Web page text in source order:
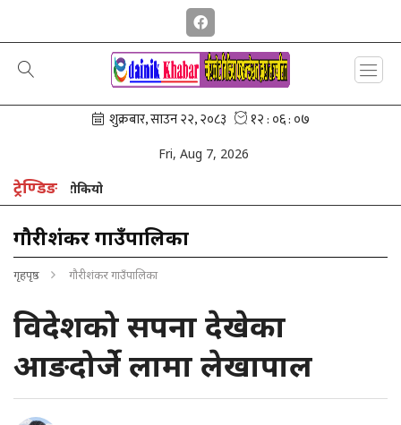
Fri, Aug 7, 2026
ट्रेण्डिङ
रोकियो
गौरीशंकर गाउँपालिका
गृहपृष्ठ गौरीशंकर गाउँपालिका
विदेशको सपना देखेका
आङदोर्जेे लामा लेखापाल